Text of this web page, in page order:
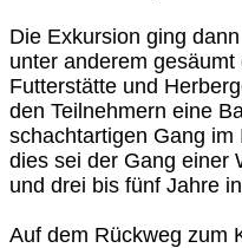
Die Exkursion ging
unter anderem
Futterstätte und
den Teilnehmern eine
schachtartigen Gang
dies sei der Gang einer
und drei bis fünf Jahre
Auf dem Rückweg zum